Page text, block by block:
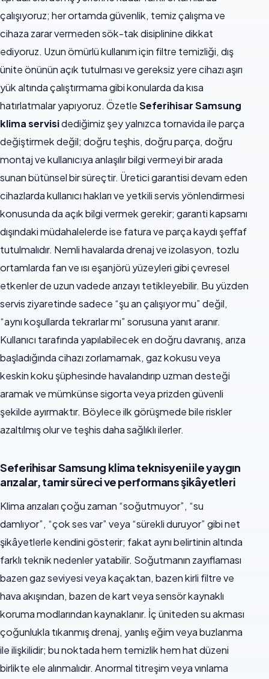
çalışıyoruz; her ortamda güvenlik, temiz çalışma ve
cihaza zarar vermeden sök-tak disiplinine dikkat
ediyoruz. Uzun ömürlü kullanım için filtre temizliği, dış
ünite önünün açık tutulması ve gereksiz yere cihazı aşırı
yük altında çalıştırmama gibi konularda da kısa
hatırlatmalar yapıyoruz. ÖzetleSeferihisar Samsung
klima servisidediğimiz şey yalnızca tornavida ile parça
değiştirmek değil; doğru teşhis, doğru parça, doğru
montaj ve kullanıcıya anlaşılır bilgi vermeyi bir arada
sunan bütünsel bir süreçtir. Üretici garantisi devam eden
cihazlarda kullanıcı hakları ve yetkili servis yönlendirmesi
konusunda da açık bilgi vermek gerekir; garanti kapsamı
dışındaki müdahalelerde ise fatura ve parça kaydı şeffaf
tutulmalıdır. Nemli havalarda drenaj ve izolasyon, tozlu
ortamlarda fan ve ısı eşanjörü yüzeyleri gibi çevresel
etkenler de uzun vadede arızayı tetikleyebilir. Bu yüzden
servis ziyaretinde sadece “şu an çalışıyor mu” değil,
“aynı koşullarda tekrarlar mı” sorusuna yanıt aranır.
Kullanıcı tarafında yapılabilecek en doğru davranış, arıza
başladığında cihazı zorlamamak, gaz kokusu veya
keskin koku şüphesinde havalandırıp uzman desteği
aramak ve mümkünse sigorta veya prizden güvenli
şekilde ayırmaktır. Böylece ilk görüşmede bile riskler
azaltılmış olur ve teşhis daha sağlıklı ilerler.
Seferihisar Samsung klima teknisyeni ile yaygın
arızalar, tamir süreci ve performans şikâyetleri
Klima arızaları çoğu zaman “soğutmuyor”, “su
damlıyor”, “çok ses var” veya “sürekli duruyor” gibi net
şikâyetlerle kendini gösterir; fakat aynı belirtinin altında
farklı teknik nedenler yatabilir. Soğutmanın zayıflaması
bazen gaz seviyesi veya kaçaktan, bazen kirli filtre ve
hava akışından, bazen de kart veya sensör kaynaklı
koruma modlarından kaynaklanır. İç üniteden su akması
çoğunlukla tıkanmış drenaj, yanlış eğim veya buzlanma
ile ilişkilidir; bu noktada hem temizlik hem hat düzeni
birlikte ele alınmalıdır. Anormal titreşim veya vınlama